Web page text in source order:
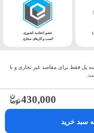
430,000
سبد خرید
پل فقط برای مقاصد غیر تجاری و با